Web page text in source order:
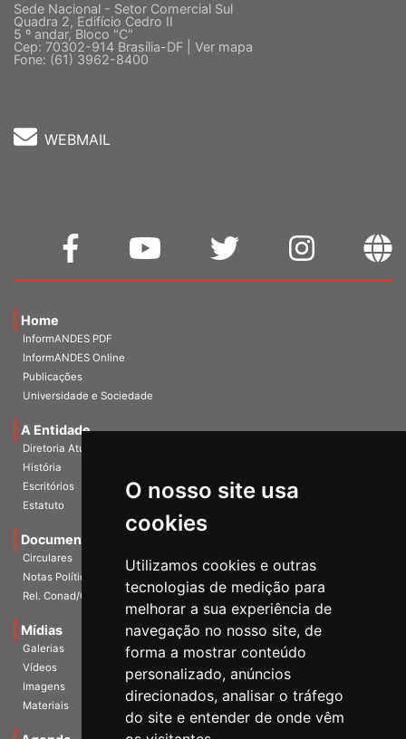
O nosso site usa
cookies
Utilizamos cookies e outras
tecnologias de medição para
melhorar a sua experiência de
navegação no nosso site, de
forma a mostrar conteúdo
personalizado, anúncios
direcionados, analisar o tráfego
do site e entender de onde vêm
Sede Nacional - Setor Comercial Sul
Quadra 2, Edifício Cedro II
5 º andar, Bloco "C"
Cep: 70302-914 Brasília-DF | Ver mapa
Fone: (61) 3962-8400
WEBMAIL
Home
InformANDES PDF
InformANDES Online
Publicações
Universidade e Sociedade
A Entidade
Diretoria Atual
História
Escritórios
Estatuto
Documentos
Circulares
Notas Políticas
Rel. Conad/Congresso
Mídias
Galerias
Vídeos
Imagens
Materiais